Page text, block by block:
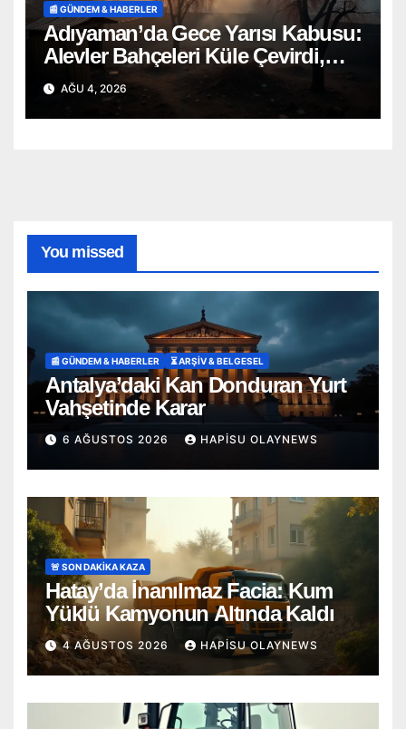
📰 GÜNDEM & HABERLER
Adıyaman’da Gece Yarısı Kabusu:
Alevler Bahçeleri Küle Çevirdi,
Onlarca Can Telef Oldu!
AĞU 4, 2026
You missed
📰 GÜNDEM & HABERLER ⏳ ARŞİV & BELGESEL
Antalya’daki Kan Donduran Yurt
Vahşetinde Karar
6 AĞUSTOS 2026 HAPISU OLAYNEWS
🚨 SON DAKİKA KAZA
Hatay’da İnanılmaz Facia: Kum
Yüklü Kamyonun Altında Kaldı
4 AĞUSTOS 2026 HAPISU OLAYNEWS